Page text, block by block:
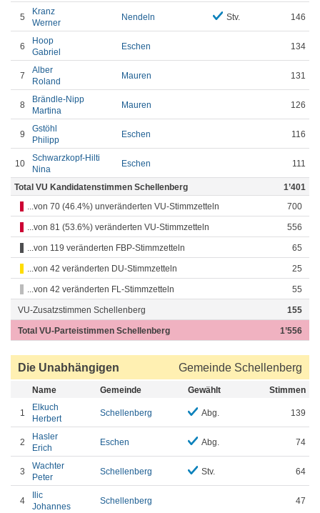
5
Kranz
Werner
Nendeln Stv. 146
6
Hoop
Gabriel
Eschen 134
7
Alber
Roland
Mauren 131
8
Brändle-Nipp
Martina
Mauren 126
9
Gstöhl
Philipp
Eschen 116
10
Schwarzkopf-Hilti
Nina
Eschen 111
Total VU Kandidatenstimmen Schellenberg
1’401
...von 70 (46.4%) unveränderten VU-Stimmzetteln
700
...von 81 (53.6%) veränderten VU-Stimmzetteln 556
...von 119 veränderten FBP-Stimmzetteln 65
...von 42 veränderten DU-Stimmzetteln 25
...von 42 veränderten FL-Stimmzetteln 55
VU-Zusatzstimmen Schellenberg 155
Total VU-Parteistimmen Schellenberg 1’556
Die Unabhängigen Gemeinde Schellenberg
Name Gemeinde Gewählt Stimmen
1
Elkuch
Herbert
Schellenberg Abg. 139
2
Hasler
Erich
Eschen Abg. 74
3
Wachter
Peter
Schellenberg Stv. 64
4
Ilic
Johannes
Schellenberg 47